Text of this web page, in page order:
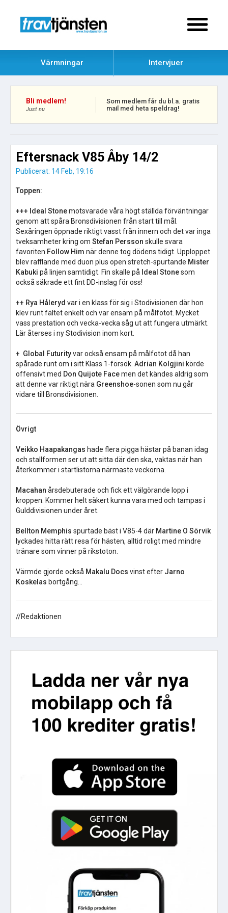
Värmningar Intervjuer
Bli medlem!
Just nu
Som medlem får du bl.a. gratis
mail med heta speldrag!
Eftersnack V85 Åby 14/2
Publicerat: 14 Feb, 19:16
Toppen:
+++ Ideal Stonemotsvarade våra högt ställda förväntningar
genom att spåra Bronsdivisionen från start till mål.
Sexåringen öppnade riktigt vasst från innern och det var inga
tveksamheter kring om Stefan Persson skulle svara
favoriten Follow Him när denne tog dödens tidigt. Upploppet
blev rafflande med duon plus open stretch-spurtande Mister
Kabuki på linjen samtidigt. Fin skalle på Ideal Stonesom
också säkrade ett fint DD-inslag för oss!
++ Rya Håleryd var i en klass för sig i Stodivisionen där hon
klev runt fältet enkelt och var ensam på målfotot. Mycket
vass prestation och vecka-vecka såg ut att fungera utmärkt.
Lär återses i ny Stodivision inom kort.
+ Global Futurityvar också ensam på målfotot då han
spårade runt om i sitt Klass 1-försök. Adrian Kolgjini körde
offensivt med Don Quijote Facemen det kändes aldrig som
att denne var riktigt nära Greenshoe-sonen som nu går
vidare till Bronsdivisionen.
Övrigt
Veikko Haapakangas hade flera pigga hästar på banan idag
och stallformen ser ut att sitta där den ska, vaktas när han
återkommer i startlistorna närmaste veckorna.
Macahan årsdebuterade och fick ett välgörande lopp i
kroppen. Kommer helt säkert kunna vara med och tampas i
Gulddivisionen under året.
Bellton Memphis spurtade bäst i V85-4 där Martine O Sörvik
lyckades hitta rätt resa för hästen, alltid roligt med mindre
tränare som vinner på rikstoton.
Värmde gjorde också Makalu Docs vinst efter Jarno
Koskelas bortgång…
//Redaktionen